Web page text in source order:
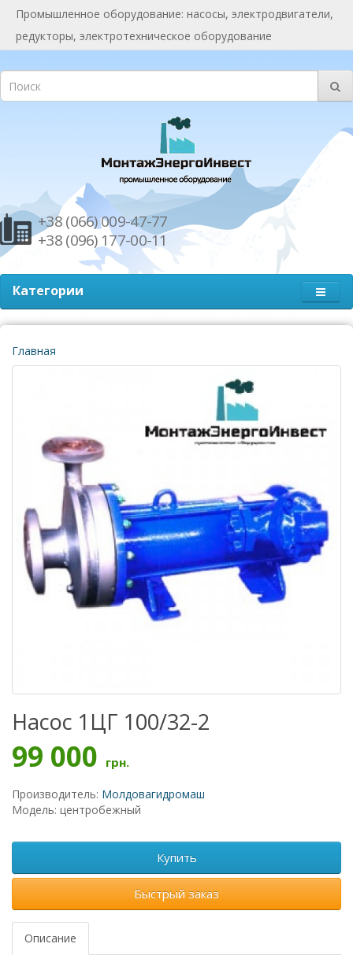
Промышленное оборудование: насосы, электродвигатели,
редукторы, электротехническое оборудование
+38 (066) 009-47-77
+38 (096) 177-00-11
Категории
Главная
Насос 1ЦГ 100/32-2
99 000 грн.
Производитель: Молдовагидромаш
Модель: центробежный
Купить
Быстрый заказ
Описание